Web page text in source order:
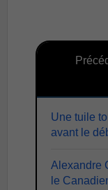
Une tuile
avant le
Alexandre
le